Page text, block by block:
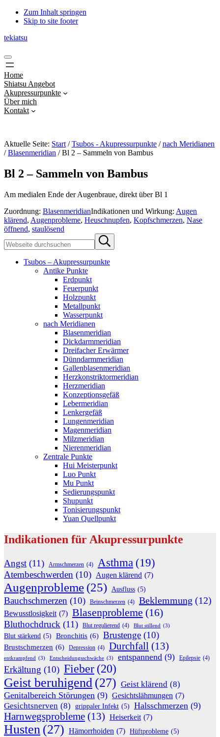
Zum Inhalt springen
Skip to site footer
tekiatsu
Shiatsu
bringt
Energie
in
Fluss...
Menu
Home
Shiatsu Angebot
Akupressurpunkte
Über mich
Kontakt
Aktuelle Seite: Start / Tsubos - Akupressurpunkte / nach Meridianen
/ Blasenmeridian /Bl 2 – Sammeln von Bambus
Bl 2 – Sammeln von Bambus
Am medialen Ende der Augenbraue, direkt über Bl 1
Zuordnung: BlasenmeridianIndikationen und Wirkung: Augen
klärend, Augenprobleme, Heuschnupfen, Kopfschmerzen, Nase
öffnend, staulösend
Sidebar
durchsuchen
Submit
search
Tsubos – Akupressurpunkte
Antike Punkte
Erdpunkt
Feuerpunkt
Holzpunkt
Metallpunkt
Wasserpunkt
nach Meridianen
Blasenmeridian
Dickdarmmeridian
Dreifacher Erwärmer
Dünndarmmeridian
Gallenblasenmeridian
Herzkonstriktormeridian
Herzmeridian
Konzeptionsgefäß
Lebermeridian
Lenkergefäß
Lungenmeridian
Magenmeridian
Milzmeridian
Nierenmeridian
Zentrale Punkte
Hui Meisterpunkt
Luo Punkt
Mu Punkt
Sedierungspunkt
Shupunkt
Tonisierungspunkt
Yuan Quellpunkt
Indikationen für Akupressurpunkte
Angst (11) Armschmerzen (4) Asthma (19)
Atembeschwerden (10) Augen klärend (7)
Augenprobleme (25) Ausfluss (5)
Bauchschmerzen (10) Beinschmerzen (4) Beklemmung (12)
Bewusstlosigkeit (7) Blasenprobleme (16)
Bluthochdruck (11) Blut regulierend (4) Blut stillend (3)
Blut stärkend (5) Bronchitis (6) Brustenge (10)
Brustschmerzen (6) Depression (4) Durchfall (13)
entkrampfend (3) Entscheidungsschwäche (3) entspannend (9) Epilepsie (4)
Erkältung (10) Fieber (20)
Geist beruhigend (27) Geist klärend (8)
Genitalbereich Störungen (9) Gesichtslähmungen (7)
Gesichtsnerven (8) grippaler Infekt (5) Halsschmerzen (9)
Harnwegsprobleme (13) Heiserkeit (7)
Husten (27) Hämorrhoiden (7) Hüftprobleme (5)